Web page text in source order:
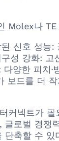
Molex나
신호 성능
성 강화:
양한 피치·
보드를 더
커넥트가
로벌 경쟁
단축할 수 있